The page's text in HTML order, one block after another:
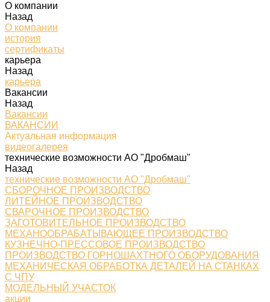
О компании
Назад
О компании
история
сертификаты
карьера
Назад
карьера
Вакансии
Назад
Вакансии
ВАКАНСИИ
Актуальная информация
видеогалерея
технические возможности АО "Дробмаш"
Назад
технические возможности АО "Дробмаш"
СБОРОЧНОЕ ПРОИЗВОДСТВО
ЛИТЕЙНОЕ ПРОИЗВОДСТВО
СВАРОЧНОЕ ПРОИЗВОДСТВО
ЗАГОТОВИТЕЛЬНОЕ ПРОИЗВОДСТВО
МЕХАНООБРАБАТЫВАЮЩЕЕ ПРОИЗВОДСТВО
КУЗНЕЧНО-ПРЕССОВОЕ ПРОИЗВОДСТВО
ПРОИЗВОДСТВО ГОРНОШАХТНОГО ОБОРУДОВАНИЯ
МЕХАНИЧЕСКАЯ ОБРАБОТКА ДЕТАЛЕЙ НА СТАНКАХ
С ЧПУ
МОДЕЛЬНЫЙ УЧАСТОК
акции